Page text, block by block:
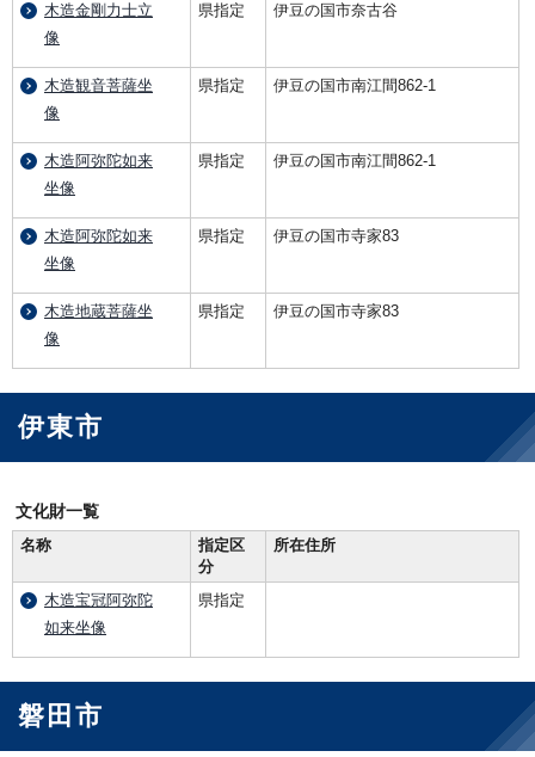
木造金剛力士立
像
県指定 伊豆の国市奈古谷
木造観音菩薩坐
像
県指定 伊豆の国市南江間862-1
木造阿弥陀如来
坐像
県指定 伊豆の国市南江間862-1
木造阿弥陀如来
坐像
県指定 伊豆の国市寺家83
木造地蔵菩薩坐
像
県指定 伊豆の国市寺家83
伊東市
文化財一覧
名称
指定区
分
所在住所
木造宝冠阿弥陀
如来坐像
県指定
磐田市